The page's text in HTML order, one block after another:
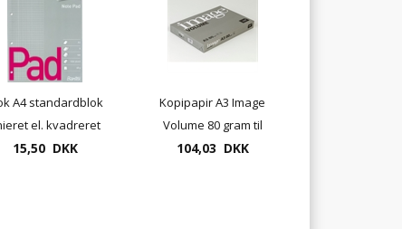
A4 standardblok
el. kvadreret
100 blade
15,50 DKK
Kopipapir A3 Image
Volume 80 gram til
inkjet kopi og laser
104,03 DKK